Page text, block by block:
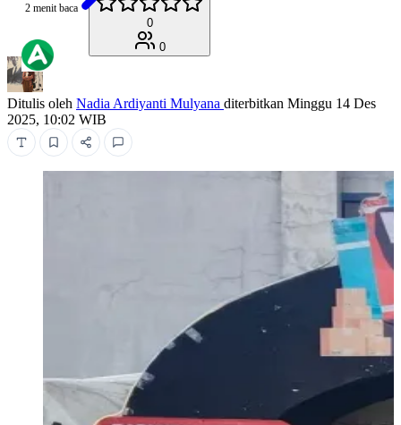
2 menit baca
0
0
Ditulis oleh Nadia Ardiyanti Mulyana diterbitkan Minggu 14 Des
2025, 10:02 WIB